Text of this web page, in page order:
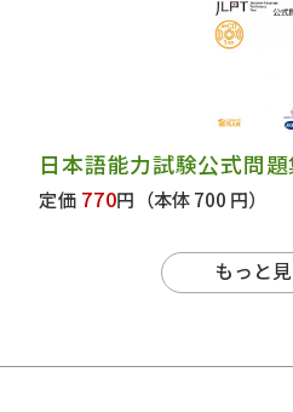
日本語能力試験公式問
定価 770円 （本体 700 円）
もっと